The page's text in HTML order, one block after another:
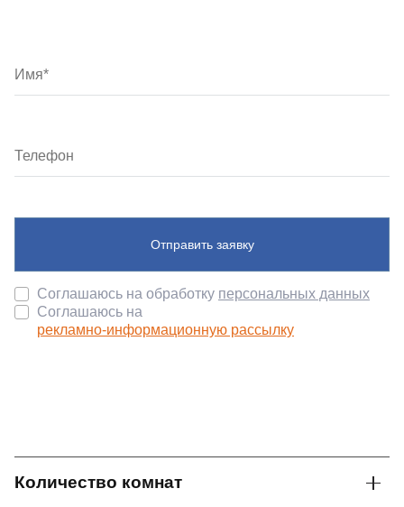
Отправить заявку
Соглашаюсь на обработку персональных данных
Соглашаюсь на
рекламно-информационную рассылку
Количество комнат